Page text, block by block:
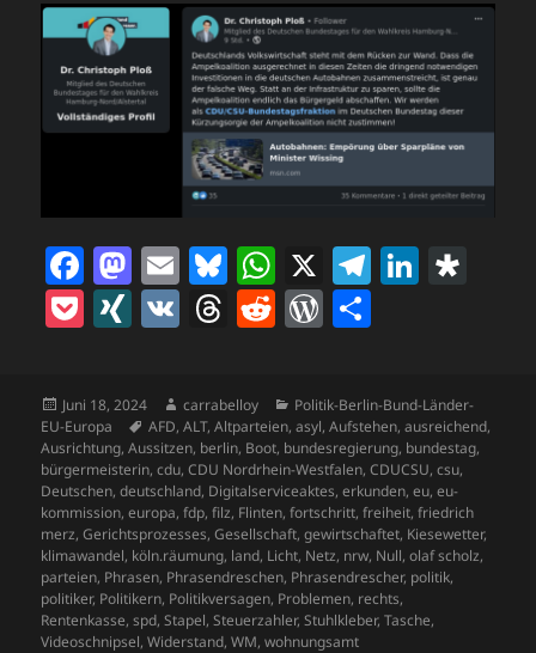
F
a
c
b
o
o
k
M
as
to
o
n
E
m
Bl
u
es
y
W
h
at
A
p
p
X T
a
m
Li
dI
n
o
ra
P
k
et
X
G
V T
a
d
s
R
di
t
W
d
P
re
ss
n
Veröffentlicht
am
Juni 18, 2024 Autor
carrabelloy Kategorien
Politik-Berlin-Bund-Länder-
EU-Europa
Schlagwörter
AFD,ALT,Altparteien,asyl,Aufstehen,ausreichend,
Ausrichtung,Aussitzen, berlin, Boot, bundesregierung, bundestag,
bürgermeisterin,cdu,CDU Nordrhein-Westfalen,CDUCSU,csu,
Deutschen,deutschland, Digitalserviceaktes,erkunden,eu,eu-
kommission,europa,fdp,filz, Flinten,fortschritt,freiheit,friedrich
merz,Gerichtsprozesses,Gesellschaft,gewirtschaftet, Kiesewetter,
klimawandel, köln.räumung, land, Licht, Netz, nrw, Null,olaf scholz,
parteien, Phrasen, Phrasendreschen, Phrasendrescher, politik,
politiker, Politikern, Politikversagen, Problemen, rechts,
Rentenkasse,spd,Stapel,Steuerzahler,Stuhlkleber,Tasche,
Videoschnipsel,Widerstand,WM,wohnungsamt